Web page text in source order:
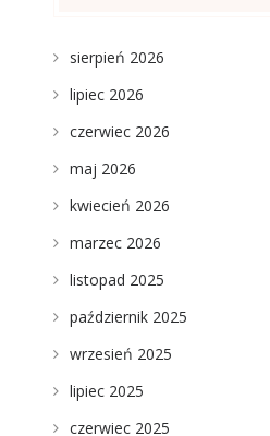
sierpień 2026
lipiec 2026
czerwiec 2026
maj 2026
kwiecień 2026
marzec 2026
listopad 2025
październik 2025
wrzesień 2025
lipiec 2025
czerwiec 2025